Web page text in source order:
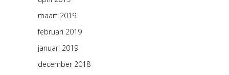
maart 2019
februari 2019
januari 2019
december 2018